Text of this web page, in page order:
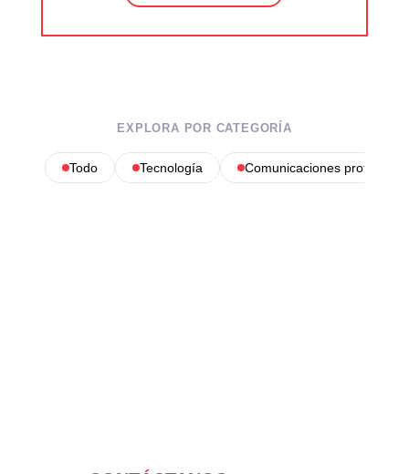
EXPLORA POR CATEGORÍA
Todo Tecnología Comunicaciones